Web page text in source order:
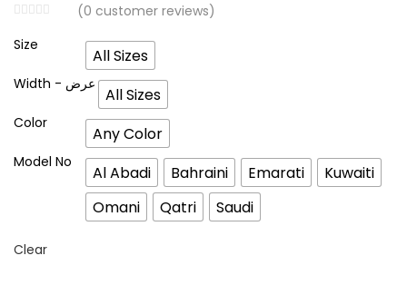
(0 customer reviews)
Size
All Sizes
Width - عرض
All Sizes
Color
Any Color
Model No
Al Abadi Bahraini Emarati
Kuwaiti
Omani
Qatri Saudi
Clear